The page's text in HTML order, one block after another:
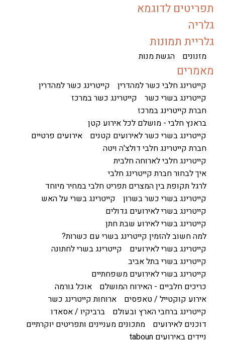
תפריטים לדוגמא
גלריה
גלריית תמונות
מזנונים הגשת מנות
מאמרים
קייטרינג חלבי כשר למהדרין
קייטרינג כשר למהדרין
קייטרינג בשרי כשר
קייטרינג כשר במרכז
חברת קייטרינג במרכז
בראנץ חלבי - מושלם לכל אירוע קטן
קייטרינג בשרי כשר לאירועים קטנים
אירועים פרטיים
חברת קייטרינג חלבי דולצ'ה ויטה
קייטרינג חלבי לארוחה חלבית
איך לבחור חברת קייטרינג חלבי
לרגל תקופת בין המצרים תפריט חלבי במחיר מיוחד
קייטרינג בשרי כשר בשרון
קייטרינג בשרי על האש
קייטרינג בשרי לאירועים גדולים
קייטרינג בשרי לאירוע שבת חתן
למה חשוב להזמין קייטרינג בשרי עם כשרות?
קייטרינג בשרי לאירועים
קייטרינג בשרי לחתונה
קייטרינג בשרי בתל אביב
קייטרינג בשרי לאירועים משפחתיים
כריכים חלביים - האירוח המושלם
אוכל גורמה
אירוע קוקטייל / טאפסים
ארוחות קייטרינג כשר
קייטרינג ברחבי הארץ ובעולם
ברביקיו / אסאדו
דוכנים לאירועים
מתכונים מעניינים ותפריטים יוקרתיים
ניידים באירועים taboun